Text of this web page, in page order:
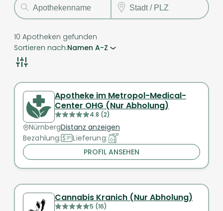
10 Apotheken gefunden
Sortieren nach:Namen A-Z
Apotheke im Metropol-Medical-
Center OHG (Nur Abholung)
4.8 (2)
NürnbergDistanz anzeigen
Bezahlung:
Lieferung:
PROFIL ANSEHEN
Cannabis Kranich (Nur Abholung)
5 (16)